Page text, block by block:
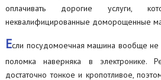
оплачивать дорогие услуги,
неквалифицированные доморощенные
Если посудомоечная машина вообще не
поломка наверняка в электронике.
достаточно тонкое и кропотливое,